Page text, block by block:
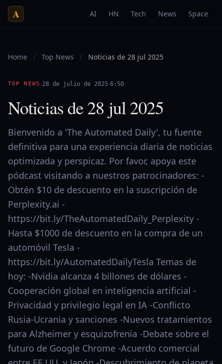
A AI HN Tech News Space
Home / Top News / Noticias de 28 jul 2025
TOP NEWS ·28 de julio de 2025·6:50
Noticias de 28 jul 2025
Bienvenido a 'The Automated Daily', tu fuente
definitiva para una experiencia diaria de noticias
optimizada y perspicaz. Por favor, apoya este
pódcast visitando a nuestros patrocinadores: -
Obtén $10 de descuento en la suscripción de
Perplexity.ai -
https://bit.ly/TheAutomatedDaily_Perplexity -
Hasta $1000 de descuento en la compra de un
automóvil Tesla -
https://bit.ly/AutomatedDailyTesla Temas de
hoy: -Nvidia alcanza 4 billones de dólares -
Cooperación global en inteligencia artificial -
Privacidad y privilegio legal en IA -Conflicto
Rusia-Ucrania y sanciones -Nuevos tratamientos
para Alzheimer y esquizofrenia -Debate sobre el
futuro de Google Chrome -Acuerdo comercial